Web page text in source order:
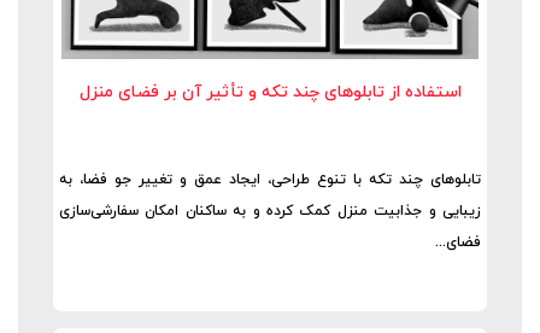
استفاده از تابلوهای چند تکه و تأثیر آن بر فضای منزل
تابلوهای چند تکه با تنوع طراحی، ایجاد عمق و تغییر جو فضا، به
زیبایی و جذابیت منزل کمک کرده و به ساکنان امکان سفارشی‌سازی
فضای...